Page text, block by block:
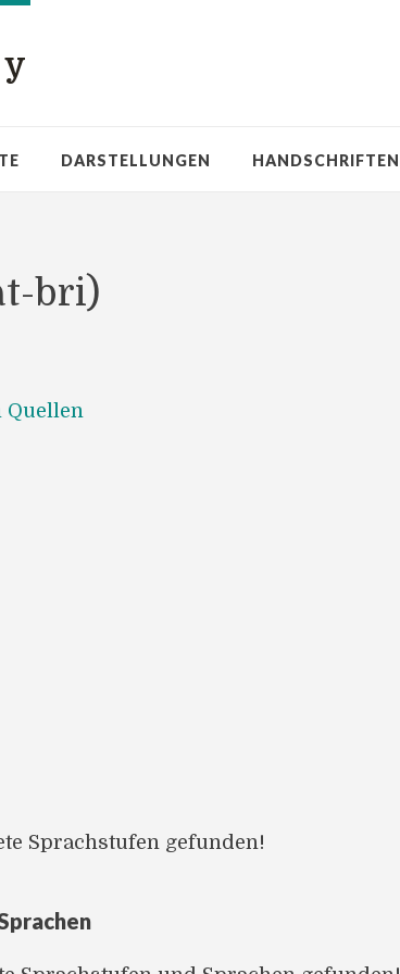
DARSTELLUNGEN HANDSCHRIFTEN
bri)
Quellen
Sprachstufen gefunden!